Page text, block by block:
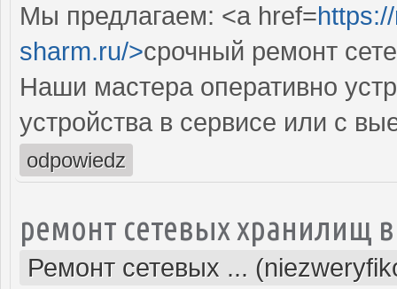
Мы предлагаем: <a href=
sharm.ru/>срочный ремонт
Наши мастера оперативно
устройства в сервисе или с
odpowiedz
ремонт сетевых хранилищ
Ремонт сетевых ...